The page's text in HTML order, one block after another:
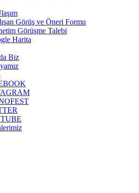
Görüş ve Öneri Formu
Görüşme Talebi
Harita
Biz